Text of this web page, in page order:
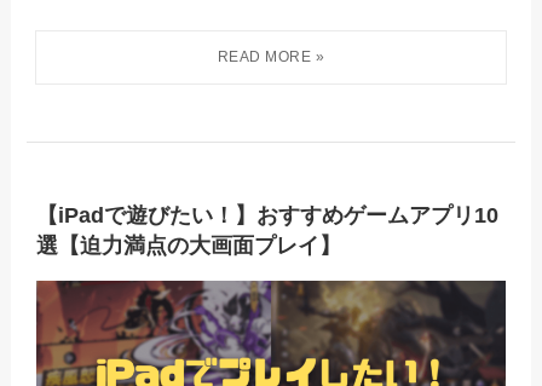
【iPadで遊びたい！】おすすめゲームアプリ10
選【迫力満点の大画面プレイ】